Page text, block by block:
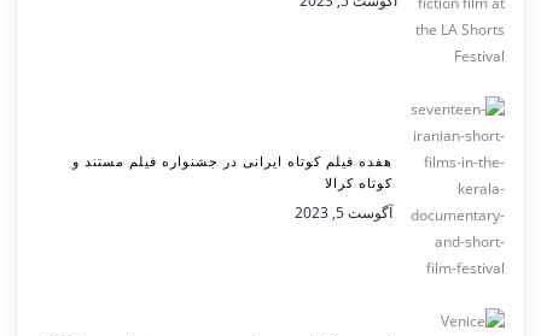
هفده فیلم کوتاه ایرانی در جشنواره فیلم مستند و
کوتاه کرالا
آگوست 5, 2023